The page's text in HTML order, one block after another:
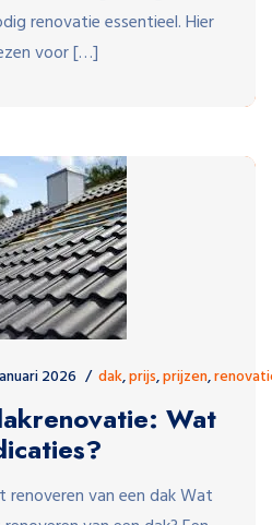
renovatie essentieel. Hier
voor […]
2026 dak,prijs,prijzen,
Wat
van een dak Wat